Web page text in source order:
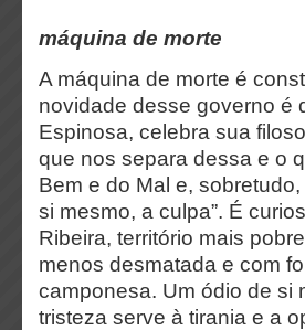
máquina de morte
A máquina de morte é
novidade desse governo é
Espinosa, celebra sua
que nos separa dessa e o
Bem e do Mal e,
si mesmo, a culpa”. É
Ribeira, território mais
menos desmatada e com
camponesa. Um ódio de si
tristeza serve à tirania e a